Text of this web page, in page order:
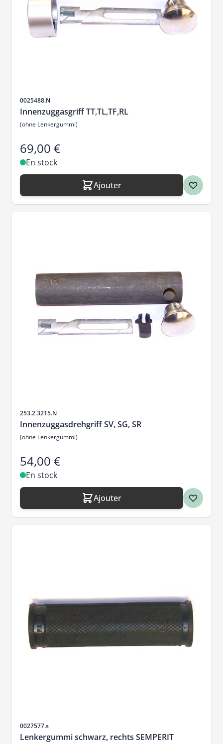
SKU
0025488.N
Innenzuggasgriff TT,TL,TF,RL
(ohne Lenkergummi)
69,00 €
En stock
Ajouter
SKU
253.2.3215.N
Innenzuggasdrehgriff SV, SG, SR
(ohne Lenkergummi)
54,00 €
En stock
Ajouter
SKU
0027577.s
Lenkergummi schwarz, rechts SEMPERIT